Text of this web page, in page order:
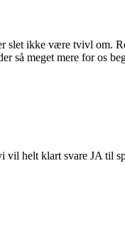
slet ikke være tvivl om.
så meget mere for os
vil helt klart svare JA til